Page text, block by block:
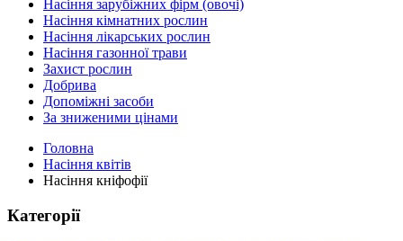
Насіння зарубіжних фірм (овочі)
Насіння кімнатних рослин
Насіння лікарських рослин
Насіння газонної трави
Захист рослин
Добрива
Допоміжні засоби
За зниженими цінами
Головна
Насіння квітів
Насіння кніфофії
Категорії